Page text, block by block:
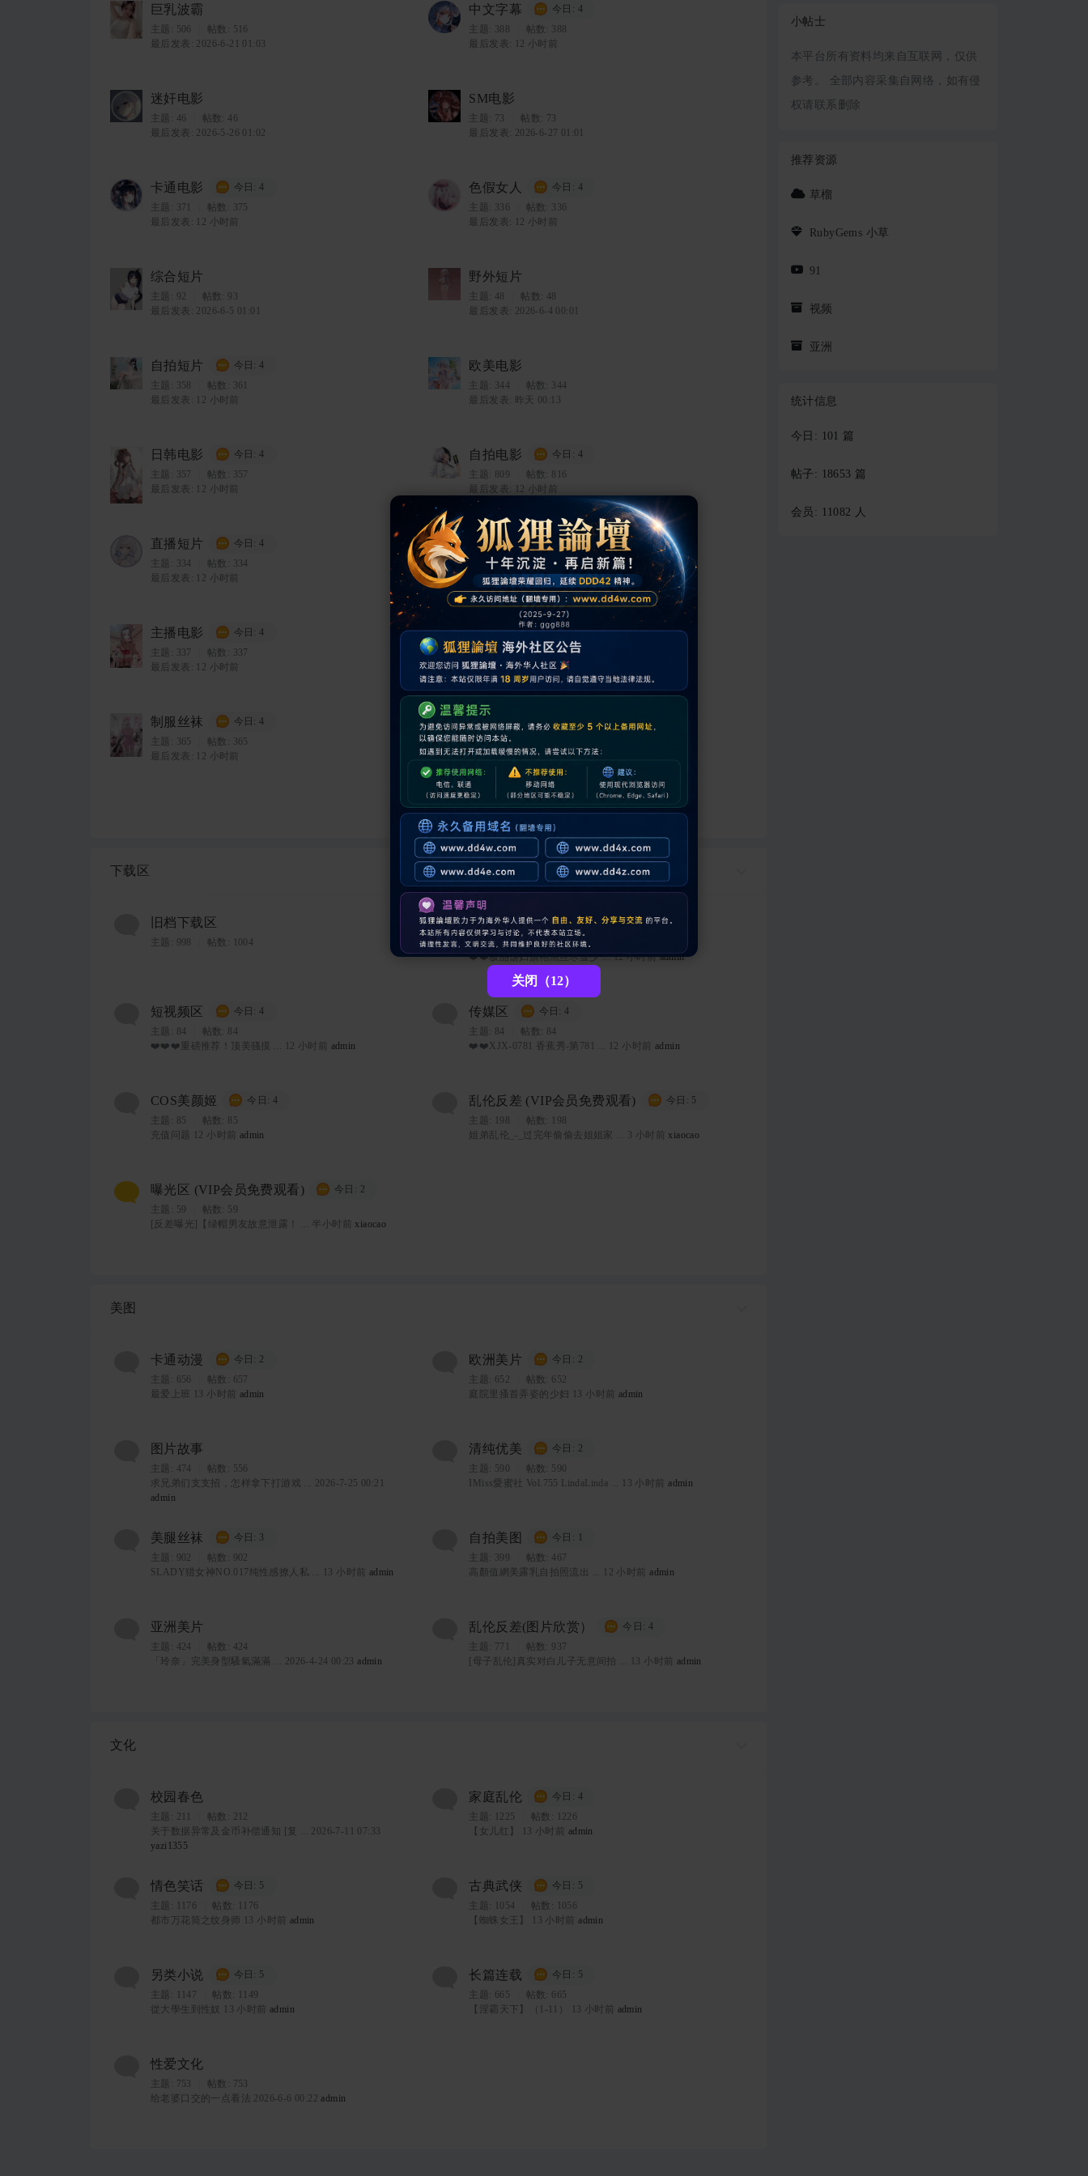
巨乳波霸
主题: 506
帖数: 516
最后发表: 2026-6-21 01:03
中文字幕
今日: 4
主题: 388
帖数: 388
最后发表:
12 小时前
迷奸电影
主题: 46
帖数: 46
最后发表: 2026-5-26 01:02
SM电影
主题: 73
帖数: 73
最后发表: 2026-6-27 01:01
卡通电影
今日: 4
主题: 371
帖数: 375
最后发表:
12 小时前
色假女人
今日: 4
主题: 336
帖数: 336
最后发表:
12 小时前
综合短片
主题: 92
帖数: 93
最后发表: 2026-6-5 01:01
野外短片
主题:48
帖数: 48
最后发表: 2026-6-4 00:01
自拍短片
今日: 4
主题: 358
帖数: 361
最后发表:
12 小时前
欧美电影
主题: 344
帖数: 344
最后发表:
昨天 00:13
日韩电影
今日: 4
主题: 357
帖数: 357
最后发表:
12 小时前
自拍电影
今日: 4
主题:
809
帖数: 816
最后发表:
12 小时前
直播短片
今日: 4
主题: 334
帖数: 334
最后发表:
12 小时前
野外电影
主题:96 |
帖数: 96
最后发表: 2026-6-6 01:01
主播电影
今日: 4
主题: 337
帖数: 337
最后发表:
12 小时前
国产电影
今日: 4
主题:747 |
帖数: 748
最后发表:12 小时前
制服丝袜
今日: 4
主题: 365
帖数: 365
最后发表:
12 小时前
下载区
旧档下载区
主题: 998 帖数: 1004
国产区
今日: 4
主题: 84 |
帖数: 84
❤️❤️极品荡妇旗袍黑丝尽显少 ... 12 小时前 admin
短视频区
今日: 4
主题:
84
帖数: 84
❤️❤️❤️重磅推荐！顶美骚摸 ...
12 小时前 admin
传媒区
今日: 4
主题:
84
帖数: 84
❤️❤️XJX-0781 香蕉秀-第781 ...
12 小时前 admin
COS美颜姬
今日: 4
主题:
85
帖数: 85
充值问题
12 小时前 admin
乱伦反差 (VIP会员免费观看)
今日: 5
主题:
198
帖数: 198
姐弟乱伦_-_过完年偷偷去姐姐家 ... 3 小时前 xiaocao
曝光区 (VIP会员免费观看)
今日: 2
主题: 59
帖数: 59
[反差曝光]【绿帽男友故意泄露！ ... 半小时前 xiaocao
美图
卡通动漫
今日: 2
主题: 656
帖数: 657
最爱上班
13 小时前 admin
欧洲美片
今日: 2
主题: 652
帖数: 652
庭院里搔首弄姿的少妇
13 小时前 admin
图片故事
主题: 474
帖数: 556
求兄弟们支支招，怎样拿下打游戏 ... 2026-7-25 00:21
admin
清纯优美
今日: 2
主题: 590
帖数: 590
IMiss愛蜜社 Vol.755 LindaLinda ...
13 小时前 admin
美腿丝袜
今日: 3
主题: 902
帖数: 902
SLADY猎女神NO.017纯性感撩人私 ...
13 小时前 admin
自拍美图
今日: 1
主题: 399
帖数: 467
高顏值網美露乳自拍照流出 ...
12 小时前 admin
亚洲美片
主题: 424
帖数: 424
「玲奈」完美身型騷氣滿滿 ... 2026-4-24 00:23admin
乱伦反差(图片欣赏）
今日: 4
主题: 771
帖数: 937
[母子乱伦]真实对白儿子无意间拍 ...
13 小时前 admin
文化
校园春色
主题: 211
帖数: 212
关于数据异常及金币补偿通知 [复 ... 2026-7-11 07:33
yazi1355
家庭乱伦
今日: 4
主题:
1225
帖数: 1226
【女儿红】
13 小时前 admin
情色笑话
今日: 5
主题:
1176
帖数: 1176
都市万花筒之纹身师
13 小时前 admin
古典武侠
今日: 5
主题:
1054
帖数: 1056
【蜘蛛女王】
13 小时前 admin
另类小说
今日: 5
主题:
1147
帖数: 1149
從大學生到性奴
13 小时前 admin
长篇连载
今日: 5
主题: 665
帖数: 665
【淫霸天下】（1-11）
13 小时前 admin
性爱文化
主题: 753
帖数: 753
给老婆口交的一点看法 2026-6-6 00:22admin
小帖士
本平台所有资料均来自互联网，仅供
参考。 全部内容采集自网络，如有侵
权请联系删除
推荐资源
草榴
RubyGems 小草
91
视频
亚洲
统计信息
今日: 101 篇
帖子: 18653 篇
会员: 11082 人
关闭（11）